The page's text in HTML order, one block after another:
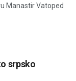
Manastir Vatoped
srpsko